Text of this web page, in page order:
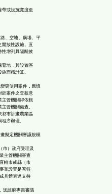
或設施寬度至
、空地、廣場、平
放性設施。直
增列具隔離效
地，其設置區
面積計算。
更使用案件，應填
案件之查核意
管機關得依轄
管機關備查。
市計畫農業區
序辦理。
擬定機關審議規模
市）政府受理及
主管機關審查
轄市或縣（市
業設置是否符
具體表達支持
送該府專責審議